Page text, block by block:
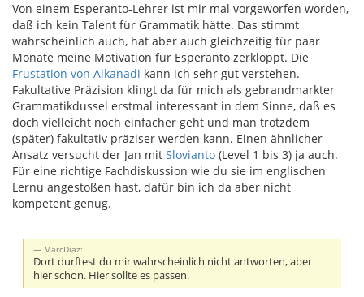
Von einem Esperanto-Lehrer ist mir mal vorgeworfen worden,
daß ich kein Talent für Grammatik hätte. Das stimmt
wahrscheinlich auch, hat aber auch gleichzeitig für paar
Monate meine Motivation für Esperanto zerkloppt. Die
Frustation von Alkanadi kann ich sehr gut verstehen.
Fakultative Präzision klingt da für mich als gebrandmarkter
Grammatikdussel erstmal interessant in dem Sinne, daß es
doch vielleicht noch einfacher geht und man trotzdem
(später) fakultativ präziser werden kann. Einen ähnlicher
Ansatz versucht der Jan mit Slovianto (Level 1 bis 3) ja auch.
Für eine richtige Fachdiskussion wie du sie im englischen
Lernu angestoßen hast, dafür bin ich da aber nicht
kompetent genug.
MarcDiaz:
Dort durftest du mir wahrscheinlich nicht antworten, aber
hier schon. Hier sollte es passen.